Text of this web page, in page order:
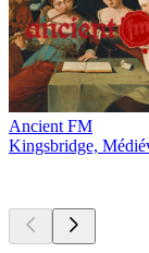
Ancient FM
Kingsbridge,